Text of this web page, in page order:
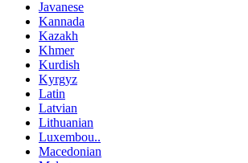
Javanese
Kannada
Kazakh
Khmer
Kurdish
Kyrgyz
Latin
Latvian
Lithuanian
Luxembou..
Macedonian